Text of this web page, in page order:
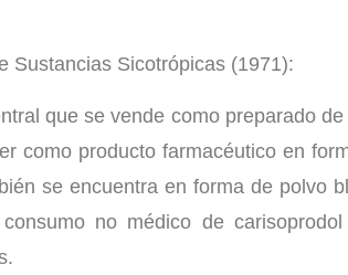
Sustancias Sicotrópicas (1971):
que se vende como preparado
como producto farmacéutico en
se encuentra en forma de polvo
no médico de